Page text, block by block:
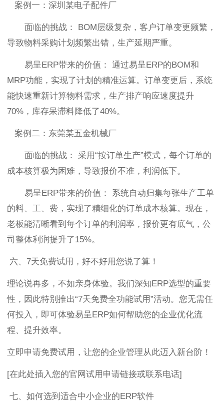
案例一：深圳某电子配件厂
面临的挑战： BOM层级复杂，客户订单变更频繁，
导致物料采购计划频繁出错，生产延期严重。
易呈ERP带来的价值： 通过易呈ERP的BOM和
MRP功能，实现了计划的精准运算。订单变更后，系统
能快速重新计算物料需求，生产排产响应速度提升
70%，库存呆滞料降低了40%。
案例二：东莞某五金机械厂
面临的挑战： 采用“按订单生产”模式，每个订单的
成本核算极为困难，导致报价不准，利润低下。
易呈ERP带来的价值： 系统自动归集每张生产工单
的料、工、费，实现了精细化的订单成本核算。现在，
老板能清晰看到每个订单的利润率，报价更有底气，公
司整体利润提升了15%。
六、7天免费试用，好不好用您说了算！
理论说再多，不如亲身体验。我们深知ERP选型的重要
性，因此特别推出“7天免费全功能试用”活动。您无需任
何投入，即可体验易呈ERP如何帮助您的企业优化流
程、提升效率。
立即申请免费试用，让您的企业管理从此迈入新台阶！
[在此处插入您的官网试用申请链接或联系电话]
七、如何选到适合中小企业的ERP软件